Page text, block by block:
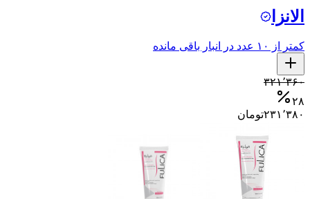
الانزا
کمتر از ۱۰ عدد در انبار باقی مانده
۳۲۱٬۳۶۰
۲۸
۲۳۱٬۳۸۰تومان